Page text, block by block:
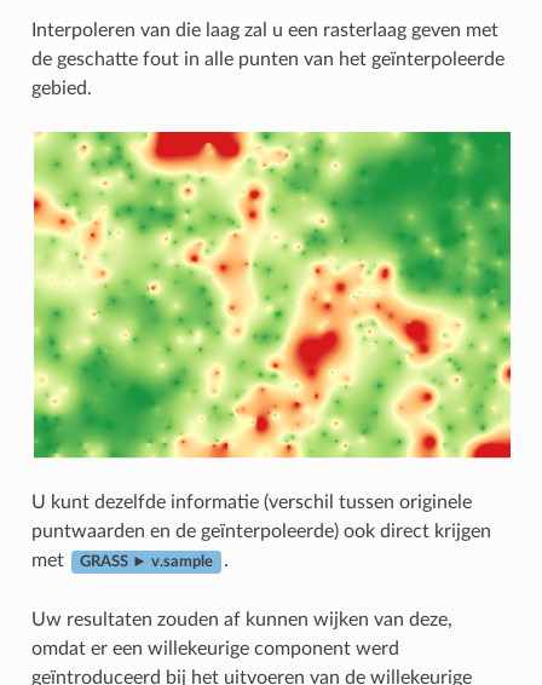
Interpoleren van die laag zal u een rasterlaag geven met
de geschatte fout in alle punten van het geïnterpoleerde
gebied.
U kunt dezelfde informatie (verschil tussen originele
puntwaarden en de geïnterpoleerde) ook direct krijgen
met
GRASS ► v.sample .
Uw resultaten zouden af kunnen wijken van deze,
omdat er een willekeurige component werd
geïntroduceerd bij het uitvoeren van de willekeurige